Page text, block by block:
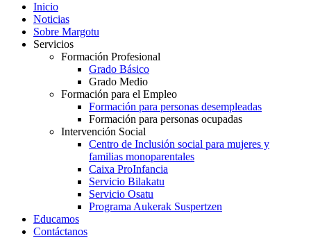
Inicio
Noticias
Sobre Margotu
Servicios
Formación Profesional
Grado Básico
Grado Medio
Formación para el Empleo
Formación para personas desempleadas
Formación para personas ocupadas
Intervención Social
Centro de Inclusión social para mujeres y
familias monoparentales
Caixa ProInfancia
Servicio Bilakatu
Servicio Osatu
Programa Aukerak Suspertzen
Educamos
Contáctanos